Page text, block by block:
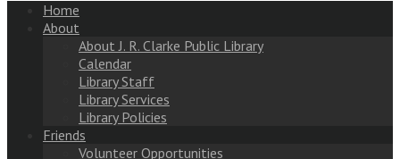
Home
About
About J. R. Clarke Public Library
Calendar
Library Staff
Library Services
Library Policies
Friends
Volunteer Opportunities